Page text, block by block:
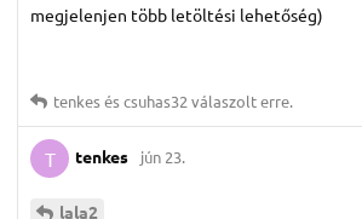
megjelenjen több letöltési lehetőség)
tenkeséscsuhas32 válaszolt erre.
T tenkes jún 23.
lala2